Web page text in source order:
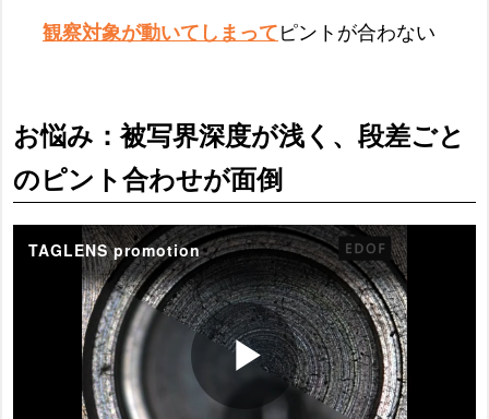
観察対象が動いてしまって ピントが合わない
お悩み：被写界深度が浅く、段差ごと
のピント合わせが面倒